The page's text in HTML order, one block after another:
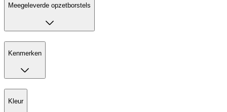
Meegeleverde opzetborstels
Kenmerken
Kleur